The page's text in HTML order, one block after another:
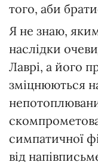
того, аби
Я не знаю,
наслідки
Лаврі, а його
зміцнюються
симпатичної
від